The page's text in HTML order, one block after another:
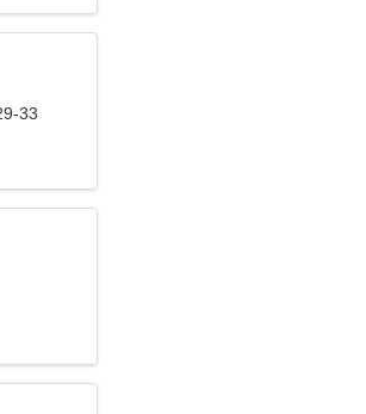
33